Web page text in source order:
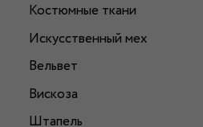
Костюмные ткани
Искусственный мех
Вельвет
Вискоза
Штапель